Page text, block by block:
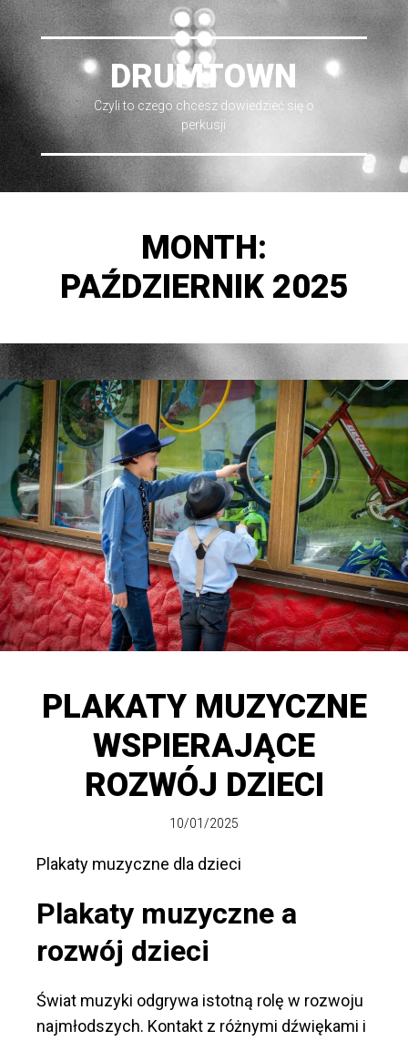
DRUMTOWN
Czyli to czego chcesz dowiedzieć się o
perkusji
MONTH:
PAŹDZIERNIK 2025
PLAKATY MUZYCZNE
WSPIERAJĄCE
ROZWÓJ DZIECI
10/01/2025
Plakaty muzyczne dla dzieci
Plakaty muzyczne a
rozwój dzieci
Świat muzyki odgrywa istotną rolę w rozwoju
najmłodszych. Kontakt z różnymi dźwiękami i